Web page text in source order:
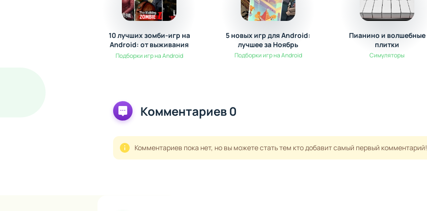
10 лучших зомби-игр на
Android: от выживания
до экшена
Подборки игр на Android
5 новых игр для Android:
лучшее за Ноябрь
Подборки игр на Android
Пианино и волшебные
плитки
Симуляторы
Комментариев 0
Комментариев пока нет, но вы можете стать тем кто добавит самый первый комментарий!